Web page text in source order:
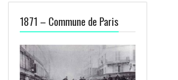
1871 – Commune de Paris